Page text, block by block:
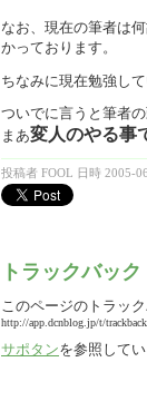
なお、現在の筆者は
かっております。
ちなみに現在勉強し
ついでに言うと筆者
まあ変人のやる事
投稿者 FOOL 日時 2005-
トラックバック
このページのトラッ
http://app.dcnblog.jp/t/
サポタンを参照して